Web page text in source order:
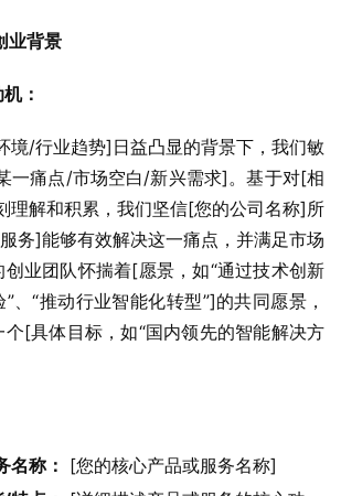
业背景
：
境/行业趋势]日益凸显的背景下，我们敏
一痛点/市场空白/新兴需求]。基于对[相
理解和积累，我们坚信[您的公司名称]所
务]能够有效解决这一痛点，并满足市场
创业团队怀揣着[愿景，如“通过技术创新
、“推动行业智能化转型”]的共同愿景，
[具体目标，如“国内领先的智能解决方
名称： [您的核心产品或服务名称]